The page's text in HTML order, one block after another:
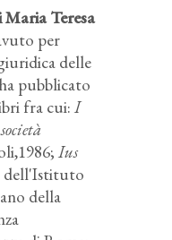
Teresa
per
delle
pubblicato
fra cui: I
Ius
dell'Istituto
della